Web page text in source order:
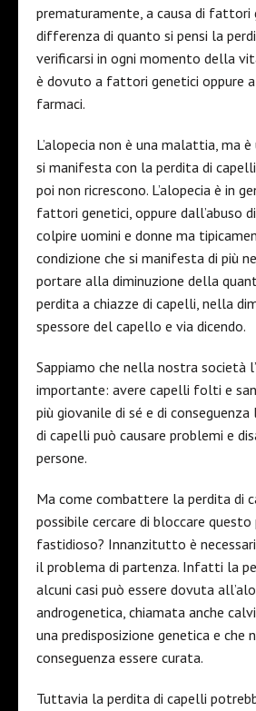
prematuramente, a causa di fattori
differenza di quanto si pensi la
verificarsi in ogni momento della
è dovuto a fattori genetici oppure
farmaci.
L’alopecia non è una malattia, ma
si manifesta con la perdita di
poi non ricrescono. L’alopecia è in
fattori genetici, oppure dall’abuso
colpire uomini e donne ma
condizione che si manifesta di più
portare alla diminuzione della
perdita a chiazze di capelli, nella
spessore del capello e via dicendo.
Sappiamo che nella nostra società
importante: avere capelli folti e
più giovanile di sé e di
di capelli può causare problemi e
persone.
Ma come combattere la perdita di
possibile cercare di bloccare
fastidioso? Innanzitutto è
il problema di partenza. Infatti la
alcuni casi può essere dovuta
androgenetica, chiamata anche
una predisposizione genetica e che
conseguenza essere curata.
Tuttavia la perdita di capelli